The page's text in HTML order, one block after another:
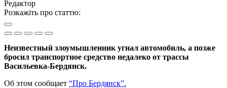
Редактор
Розкажіть про статтю:
Неизвестный злоумышленник угнал автомобиль, а позже
бросил транспортное средство недалеко от трассы
Васильевка-Бердянск.
Об этом сообщает “Про Бердянск”.